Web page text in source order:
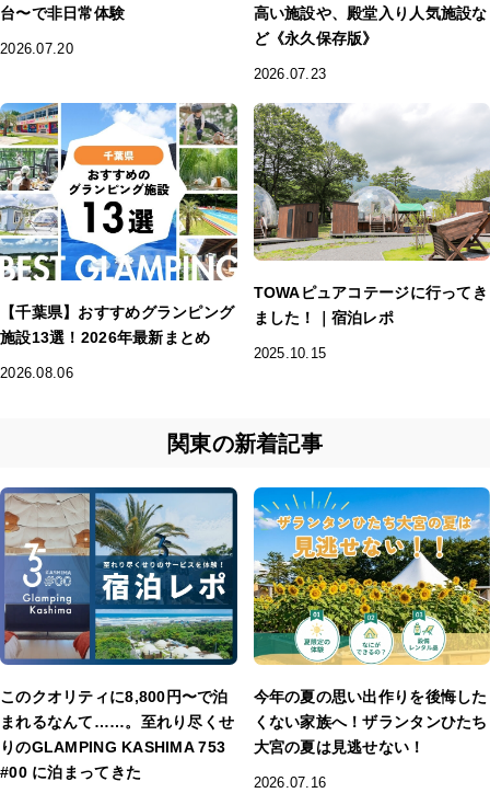
台〜で非日常体験
2026.07.20
高い施設や、殿堂入り人気施設な
ど《永久保存版》
2026.07.23
【千葉県】おすすめグランピング
施設13選！2026年最新まとめ
2026.08.06
TOWAピュアコテージに行ってき
ました！｜宿泊レポ
2025.10.15
関東の新着記事
このクオリティに8,800円〜で泊
まれるなんて……。至れり尽くせ
りのGLAMPING KASHIMA 753
#00 に泊まってきた
今年の夏の思い出作りを後悔した
くない家族へ！ザランタンひたち
大宮の夏は見逃せない！
2026.07.16